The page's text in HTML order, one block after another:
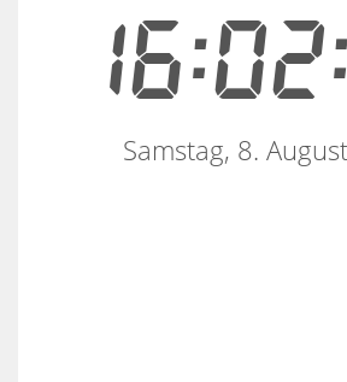
Samstag, 8.